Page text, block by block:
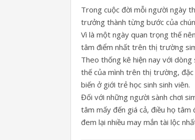
Trong cuộc đời mỗi người ngày
trưởng thành từng bước của
Vì là một ngày quan trọng thế
tâm điểm nhất trên thị trường
Theo thống kê hiện nay với
thế của mình trên thị trường,
biến ở giới trẻ học sinh sinh viên.
Đối với những người sành chơi
tâm mấy đến giá cả, điều họ
đem lại nhiều may mắn tài lộc